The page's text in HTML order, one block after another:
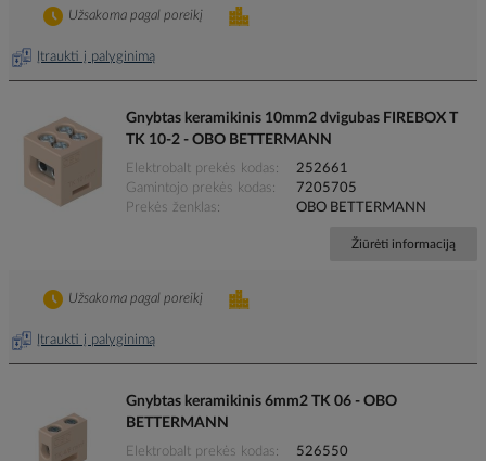
Įtraukti į palyginimą
Užsakoma pagal poreikį
Gnybtas keramikinis 10mm2 dvigubas FIREBOX T
TK 10-2 - OBO BETTERMANN
Elektrobalt prekės kodas
252661
Gamintojo prekės kodas
7205705
Prekės ženklas
OBO BETTERMANN
Žiūrėti informaciją
Įtraukti į palyginimą
Užsakoma pagal poreikį
Gnybtas keramikinis 6mm2 TK 06 - OBO
BETTERMANN
Elektrobalt prekės kodas
526550